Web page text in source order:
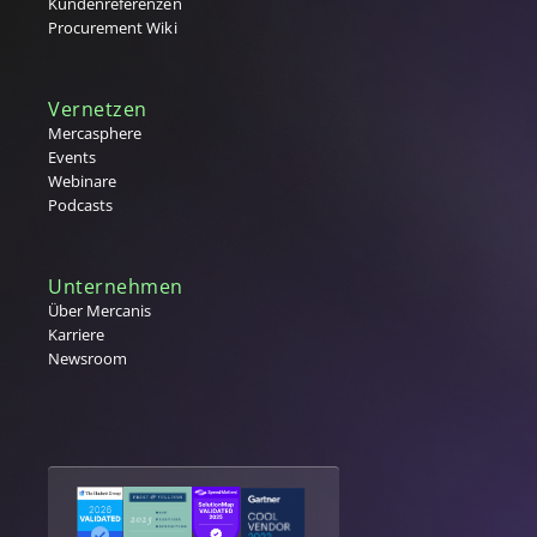
T
U
V
Vergabe
Warengruppe
Warengruppenmanagement
Warenwirtschaftssystem (WaWi)
X
Z
Procurement Wiki
Vernetzen
Mercasphere
Events
Webinare
Podcasts
Unternehmen
Über Mercanis
Karriere
Newsroom